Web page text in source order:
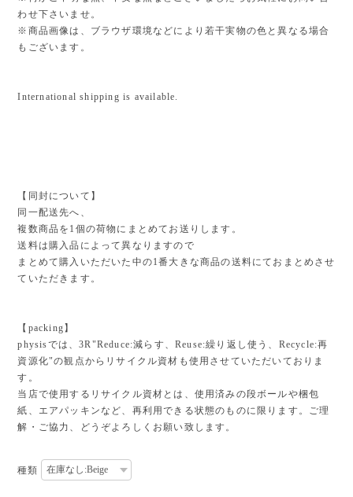
わせ下さいませ。
※商品画像は、ブラウザ環境などにより若干実物の色と異なる場合
もございます。
International shipping is available.
【同封について】
同一配送先へ、
複数商品を1個の荷物にまとめてお送りします。
送料は購入品によって異なりますので
まとめて購入いただいた中の1番大きな商品の送料にておまとめさせ
ていただきます。
【packing】
physisでは、3R"Reduce:減らす、Reuse:繰り返し使う、Recycle:再
資源化"の観点からリサイクル資材も使用させていただいておりま
す。
当店で使用するリサイクル資材とは、使用済みの段ボールや梱包
紙、エアパッキンなど、再利用できる状態のものに限ります。ご理
解・ご協力、どうぞよろしくお願い致します。
種類